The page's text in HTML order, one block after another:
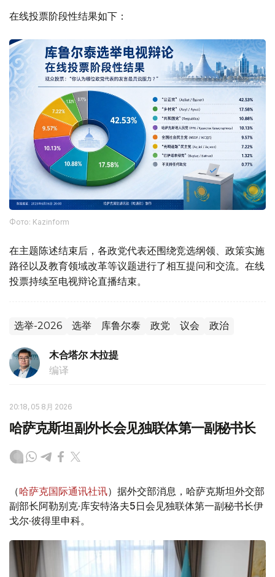
在线投票阶段性结果如下：
Фото: Kazinform
在主题陈述结束后，各政党代表还围绕竞选纲领、政策实施
路径以及教育领域改革等议题进行了相互提问和交流。在线
投票持续至电视辩论直播结束。
选举-2026 选举 库鲁尔泰 政党 议会 政治
木合塔尔 木拉提
编译
20:18, 05 8月 2026
哈萨克斯坦副外长会见独联体第一副秘书长
（哈萨克国际通讯社讯）据外交部消息，哈萨克斯坦外交部
副部长阿勒别克·库安特洛夫5日会见独联体第一副秘书长伊
戈尔·彼得里申科。